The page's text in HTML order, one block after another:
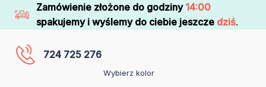
Zamówienie złożone do godziny 14:00
spakujemy i wyślemy do ciebie jeszcze dziś.
724 725 276
Wybierz kolor